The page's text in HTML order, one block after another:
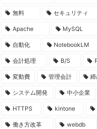
無料 セキュリティ
Apache MySQL
自動化 NotebookLM
会計処理 B/S
変動費 管理会計
システム開発 中小企業
HTTPS kintone
働き方改革 webdb